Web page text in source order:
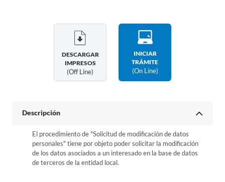
DESCARGAR
IMPRESOS
(off Line)
INICIAR
TRÁMITE
(on Line)
Descripción
El procedimiento de "Solicitud de modificación de datos
personales" tiene por objeto poder solicitar la modificación
de los datos asociados a un interesado en la base de datos
de terceros de la entidad local.